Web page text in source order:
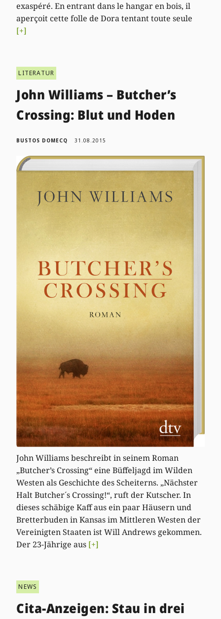
exaspéré. En entrant dans le hangar en bois, il
aperçoit cette folle de Dora tentant toute seule
[+]
LITERATUR
John Williams – Butcher’s
Crossing: Blut und Hoden
BUSTOS DOMECQ 31.08.2015
John Williams beschreibt in seinem Roman
„Butcher’s Crossing“ eine Büffeljagd im Wilden
Westen als Geschichte des Scheiterns. „Nächster
Halt Butcher´s Crossing!“, ruft der Kutscher. In
dieses schäbige Kaff aus ein paar Häusern und
Bretterbuden in Kansas im Mittleren Westen der
Vereinigten Staaten ist Will Andrews gekommen.
Der 23-Jährige aus [+]
NEWS
Cita-Anzeigen: Stau in drei